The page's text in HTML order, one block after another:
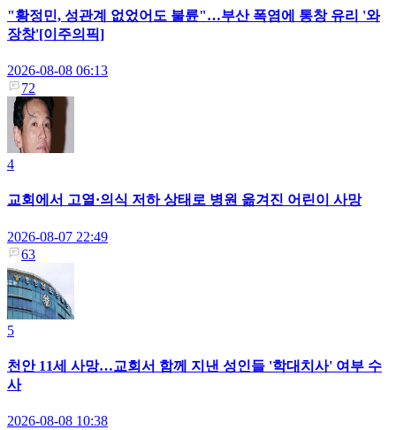
"황정민, 성관계 없었어도 불륜"…부산 폭염에 통창 유리 '와
장창'[이주의픽]
2026-08-08 06:13
72
4
교회에서 고열·의식 저하 상태로 병원 옮겨진 어린이 사망
2026-08-07 22:49
63
5
천안 11세 사망…교회서 함께 지낸 성인들 '학대치사' 여부 수
사
2026-08-08 10:38